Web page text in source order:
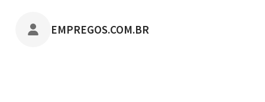
POSTADO POR
EMPREGOS.COM.BR